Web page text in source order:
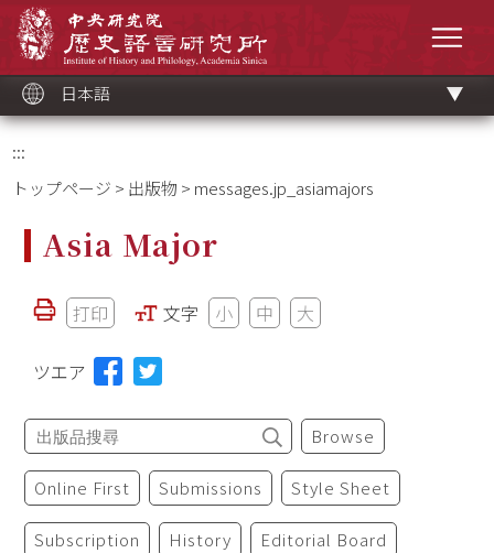
ッ
ク
日本語
:::
トップページ > 出版物 > messages.jp_asiamajors
Asia Major
打印 文字 小 中 大
ツエア
Browse
Online First Submissions Style Sheet
Subscription History Editorial Board